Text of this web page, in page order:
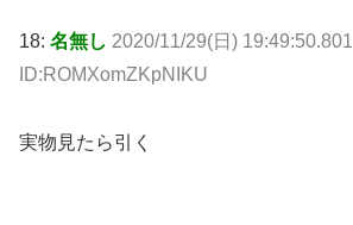
18: 名無し 2020/11/29(日) 19:49:50.801
ID:ROMXomZKpNIKU
実物見たら引く